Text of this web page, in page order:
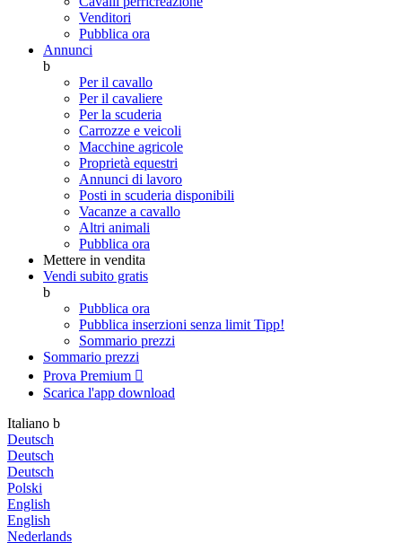
Venditori
Pubblica ora
Annunci
b
Per il cavallo
Per il cavaliere
Per la scuderia
Carrozze e veicoli
Macchine agricole
Proprietà equestri
Annunci di lavoro
Posti in scuderia disponibili
Vacanze a cavallo
Altri animali
Pubblica ora
Mettere in vendita
Vendi subito gratis
b
Pubblica ora
Pubblica inserzioni senza limit Tipp!
Sommario prezzi
Sommario prezzi
Prova Premium 
Scarica l'app download
Italiano b
Deutsch
Deutsch
Deutsch
Polski
English
English
Nederlands